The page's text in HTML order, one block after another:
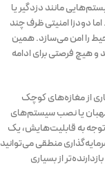
مانند دزدگیر یا
دودزا امنیتی ظرف چند
را امن می‌سازد. همین
هیچ فرصتی برای ادامه
از مغازه‌های کوچک
یا نصب سیستم‌های
توجه به قابلیت‌هایش، یک
منطقی می‌توانید
از بسیاری